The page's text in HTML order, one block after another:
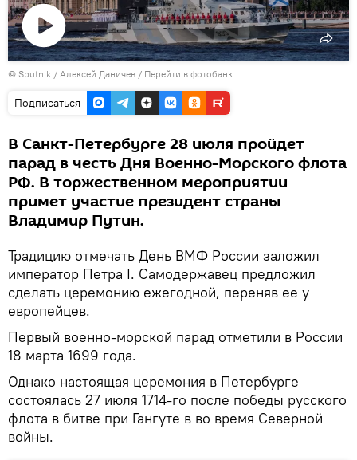
Воспроизвести
видео
© Sputnik / Алексей Даничев / Перейти в фотобанк
Подписаться
В Санкт-Петербурге 28 июля пройдет
парад в честь Дня Военно-Морского флота
РФ. В торжественном мероприятии
примет участие президент страны
Владимир Путин.
Традицию отмечать День ВМФ России заложил
император Петра I. Самодержавец предложил
сделать церемонию ежегодной, переняв ее у
европейцев.
Первый военно-морской парад отметили в России
18 марта 1699 года.
Однако настоящая церемония в Петербурге
состоялась 27 июля 1714-го после победы русского
флота в битве при Гангуте в во время Северной
войны.